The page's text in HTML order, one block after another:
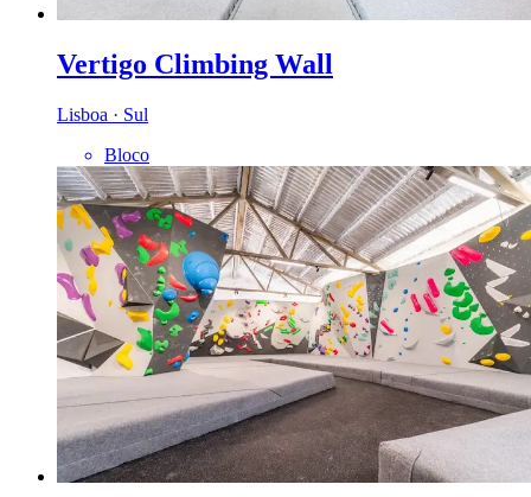
Vertigo Climbing Wall
Lisboa · Sul
Bloco